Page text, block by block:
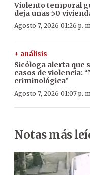
Violento temporal
deja unas 50
Agosto 7, 2026 01:26 p.
+ análisis
Sicóloga alerta que
casos de violencia:
criminológica”
Agosto 7, 2026 01:07 p.
Notas más